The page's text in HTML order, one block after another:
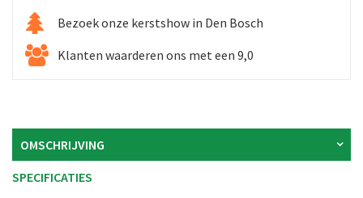
Bezoek onze kerstshow in Den Bosch
Klanten waarderen ons met een 9,0
OMSCHRIJVING
SPECIFICATIES